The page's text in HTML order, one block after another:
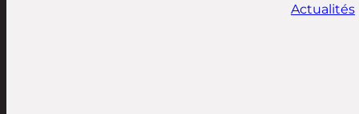
Actualités